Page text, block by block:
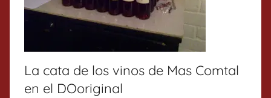
La cata de los vinos de Mas Comtal
en el DOoriginal